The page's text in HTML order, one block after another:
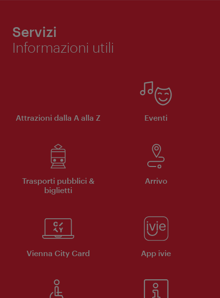
Servizi
Informazioni utili
Attrazioni dalla A alla Z Eventi
Trasporti pubblici &
biglietti
Arrivo
Vienna City Card App ivie